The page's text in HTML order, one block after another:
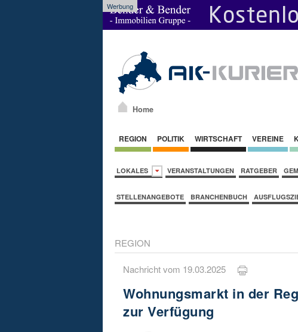
Werbung
Home
REGION POLITIK WIRTSCHAFT VEREINE
LOKALES VERANSTALTUNGEN RATGEBER
STELLENANGEBOTE BRANCHENBUCH
REGION
Nachricht vom 19.03.2025
Wohnungsmarkt in der
zur Verfügung